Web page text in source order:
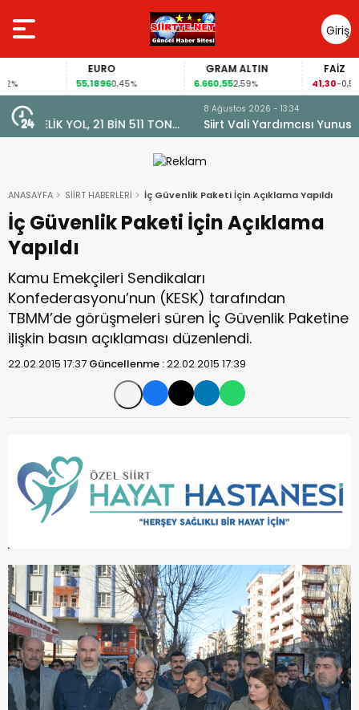
Giriş
Yap
55,18960,45%
GRAM ALTIN
6.660,552,59% -0,55%
Siirt Vali Yardımcısı Yunus Emre Bozkurtoğlu Ve Esra
Cintosun Dünya Evine Girdi
ANASAYFA SİİRT HABERLERİ İç Güvenlik Paketi İçin Açıklama Yapıldı
İç Güvenlik Paketi İçin Açıklama
Yapıldı
Kamu Emekçileri Sendikaları
Konfederasyonu’nun (KESK) tarafından
TBMM’de görüşmeleri süren İç Güvenlik Paketine
ilişkin basın açıklaması düzenlendi.
22.02.2015 17:37 Güncellenme :22.02.2015 17:39